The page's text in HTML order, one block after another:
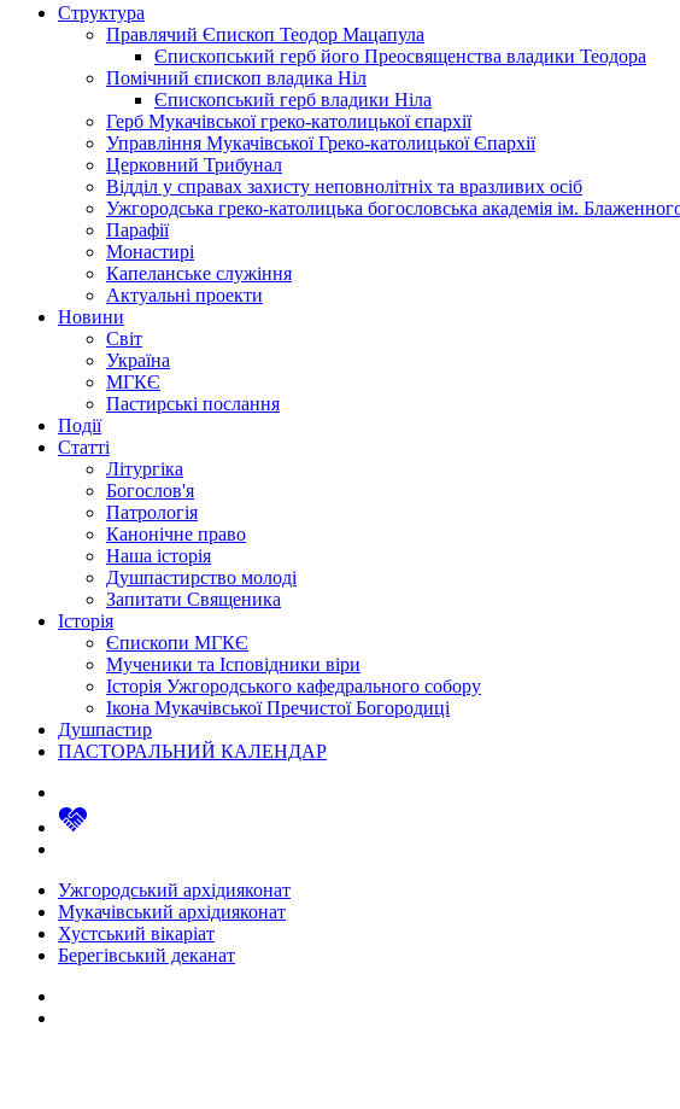
Структура
Правлячий Єпископ Теодор Мацапула
Єпископський герб його Преосвященства владики Теодора
Помічний єпископ владика Ніл
Єпископський герб владики Ніла
Герб Мукачівської греко-католицької єпархії
Управління Мукачівської Греко-католицької Єпархії
Церковний Трибунал
Відділ у справах захисту неповнолітніх та вразливих осіб
Ужгородська греко-католицька богословська академія ім.
Парафії
Монастирі
Капеланське служіння
Актуальні проекти
Новини
Світ
Україна
МГКЄ
Пастирські послання
Події
Статті
Літургіка
Богослов'я
Патрологія
Канонічне право
Наша історія
Душпастирство молоді
Запитати Священика
Історія
Єпископи МГКЄ
Мученики та Ісповідники віри
Історія Ужгородського кафедрального собору
Ікона Мукачівської Пречистої Богородиці
Душпастир
ПАСТОРАЛЬНИЙ КАЛЕНДАР
Ужгородський архідияконат
Мукачівський архідияконат
Хустський вікаріат
Берегівський деканат